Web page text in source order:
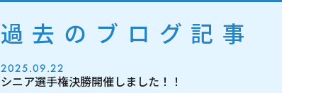
過去のブログ記事
2025.09.22
シニア選手権決勝開催しました！！